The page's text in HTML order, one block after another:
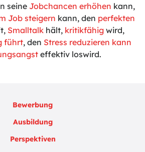
seine Jobchancen erhöhen kann,
Job steigern kann, den perfekten
Smalltalk hält, kritikfähig wird,
führt, den Stress reduzieren kann
effektiv loswird.
Bewerbung
Ausbildung
Perspektiven